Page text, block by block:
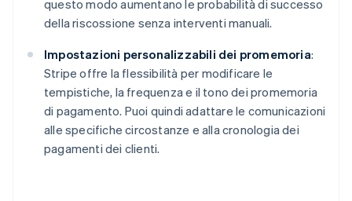
questo modo aumentano le probabilità di successo
della riscossione senza interventi manuali.
Impostazioni personalizzabili dei promemoria:
Stripe offre la flessibilità per modificare le
tempistiche, la frequenza e il tono dei promemoria
di pagamento. Puoi quindi adattare le comunicazioni
alle specifiche circostanze e alla cronologia dei
pagamenti dei clienti.